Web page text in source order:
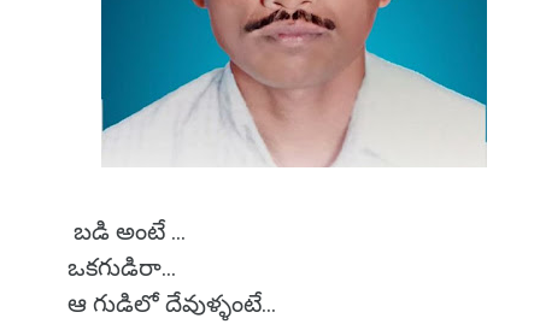
బడి అంటే ...
ఒకగుడిరా...
ఆ గుడిలో దేవుళ్ళంటే...